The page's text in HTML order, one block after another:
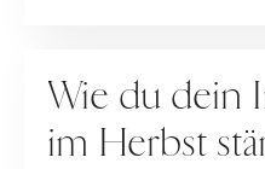
Wie du dein
im Herbst